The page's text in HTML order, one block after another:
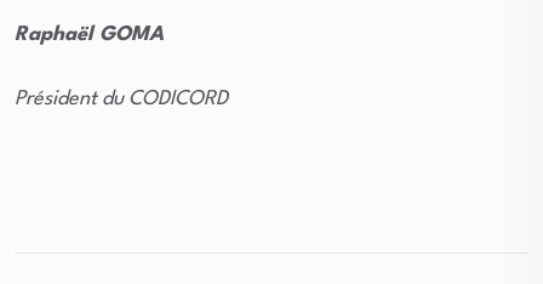
Raphaël GOMA
Président du CODICORD